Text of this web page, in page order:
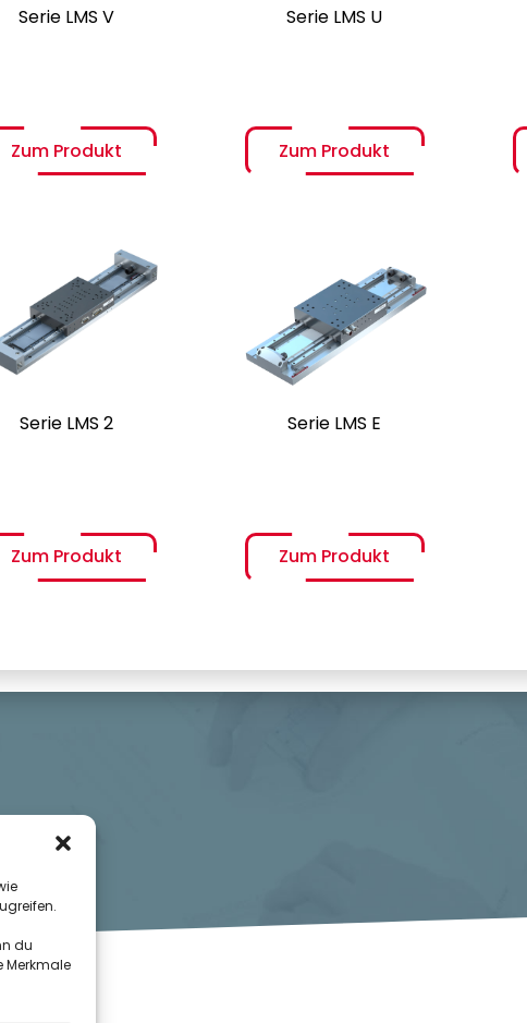
du
Merkmale
Serie LMS V
Zum Produkt
Serie LMS U
Zum Produkt
Serie LMS 2
Zum Produkt
Absolut- &
Eigensteifigkeit
Serie LMS E
Zum Produkt
Robuste Ausführung für
raue Umgebungen
Hubbereich bis 30m
Nivellierelemente